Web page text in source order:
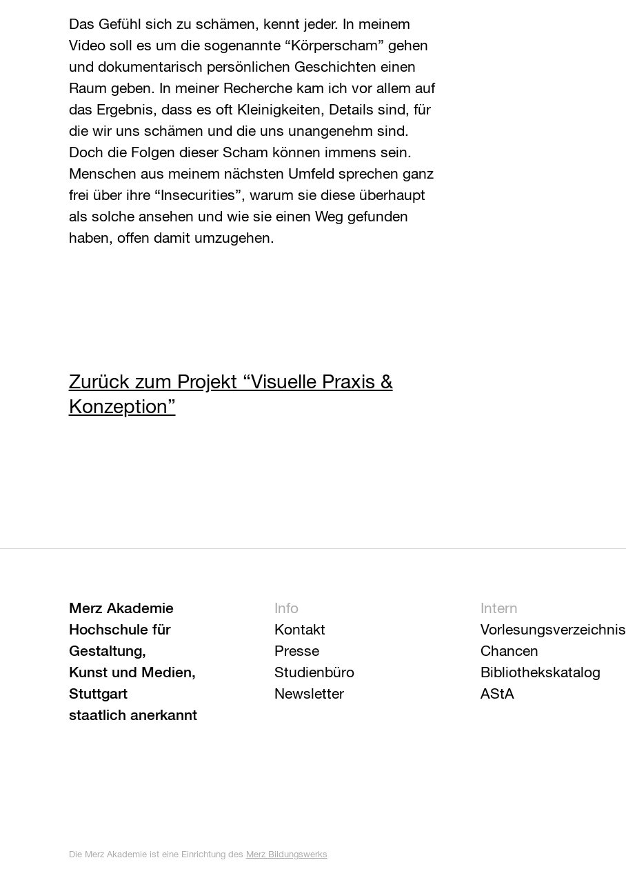
Das Gefühl sich zu schämen, kennt jeder. In meinem
Video soll es um die sogenannte “Körperscham” gehen
und dokumentarisch persönlichen Geschichten einen
Raum geben. In meiner Recherche kam ich vor allem auf
das Ergebnis, dass es oft Kleinigkeiten, Details sind, für
die wir uns schämen und die uns unangenehm sind.
Doch die Folgen dieser Scham können immens sein.
Menschen aus meinem nächsten Umfeld sprechen ganz
frei über ihre “Insecurities”, warum sie diese überhaupt
als solche ansehen und wie sie einen Weg gefunden
haben, offen damit umzugehen.
Zurück zum Projekt “Visuelle Praxis &
Konzeption”
Merz Akademie
Hochschule für
Gestaltung,
Kunst und Medien,
Stuttgart
staatlich anerkannt
Info
Kontakt
Presse
Studienbüro
Newsletter
Intern
Vorlesungsverzeichnis
Chancen
Bibliothekskatalog
AStA
Die Merz Akademie ist eine Einrichtung des Merz Bildungswerks